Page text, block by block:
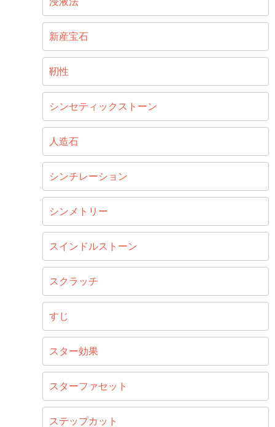
新産宝石
靭性
シンセティックストーン
人造石
シンチレーション
シンメトリー
スインドルストーン
スクラッチ
すじ
スター効果
スターファセット
ステップカット